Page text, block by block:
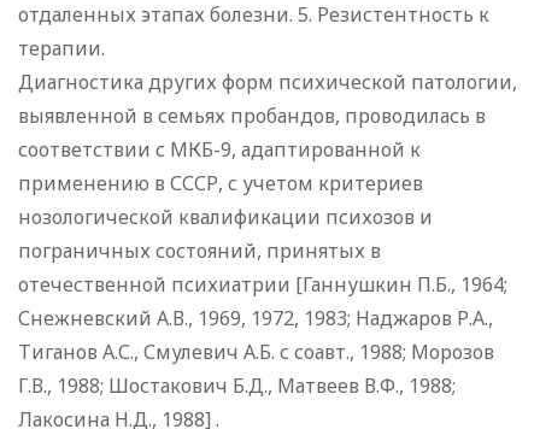
отдаленных этапах болезни. 5. Резистентность к
терапии.
Диагностика других форм психической патологии,
выявленной в семьях пробандов, проводилась в
соответствии с МКБ-9, адаптированной к
применению в СССР, с учетом критериев
нозологической квалификации психозов и
пограничных состояний, принятых в
отечественной психиатрии [Ганнушкин П.Б., 1964;
Снежневский А.В., 1969, 1972, 1983; Наджаров Р.А.,
Тиганов А.С., Смулевич А.Б. с соавт., 1988; Морозов
Г.В., 1988; Шостакович Б.Д., Матвеев В.Ф., 1988;
Лакосина Н.Д., 1988] .